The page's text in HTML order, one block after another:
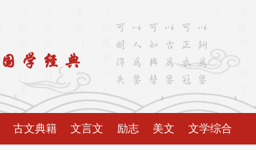
古文典籍 文言文 励志 美文 文学综合